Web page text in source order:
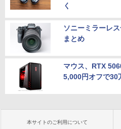
く
ソニーミラーレ
まとめ
マウス、RTX
5,000円オフで30
本サイトのご利用について